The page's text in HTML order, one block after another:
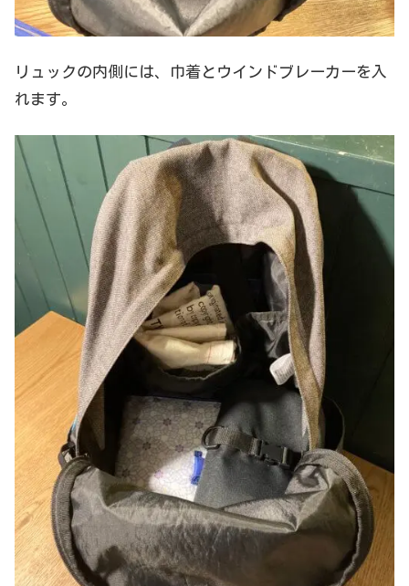
リュックの内側には、巾着とウインドブレーカーを入
れます。